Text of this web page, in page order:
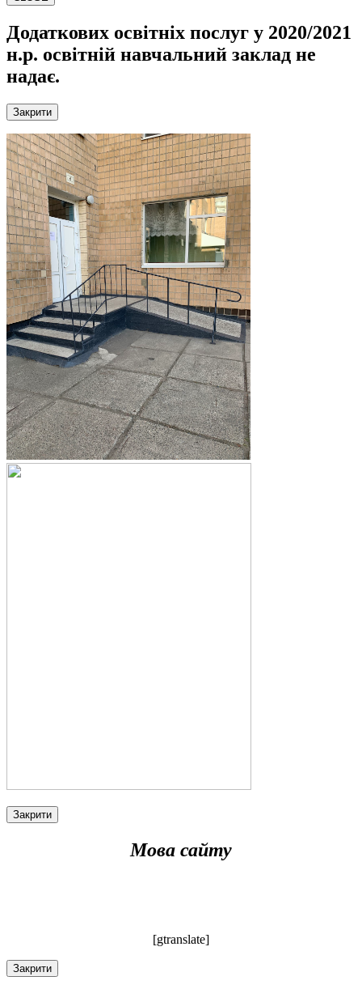
Додаткових освітніх послуг у 2020/2021
н.р. освітній навчальний заклад не
надає.
Закрити
Закрити
Мова сайту
[gtranslate]
Закрити